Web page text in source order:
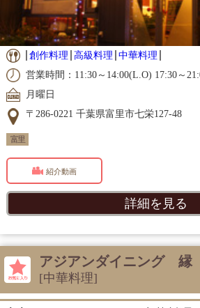
創作料理 高級料理 中華料理
営業時間：11:30～14:00(L.O) 17:30～
月曜日
〒286-0221 千葉県富里市七栄127-48
富里
紹介動画
詳細を見る
アジアンダイニング 縁
[中華料理]